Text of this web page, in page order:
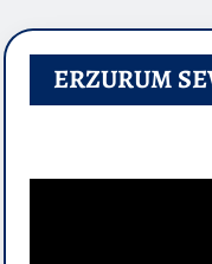
ERZURUM